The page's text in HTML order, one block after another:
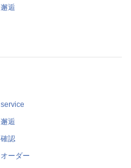
邂逅
service
邂逅
確認
オーダー